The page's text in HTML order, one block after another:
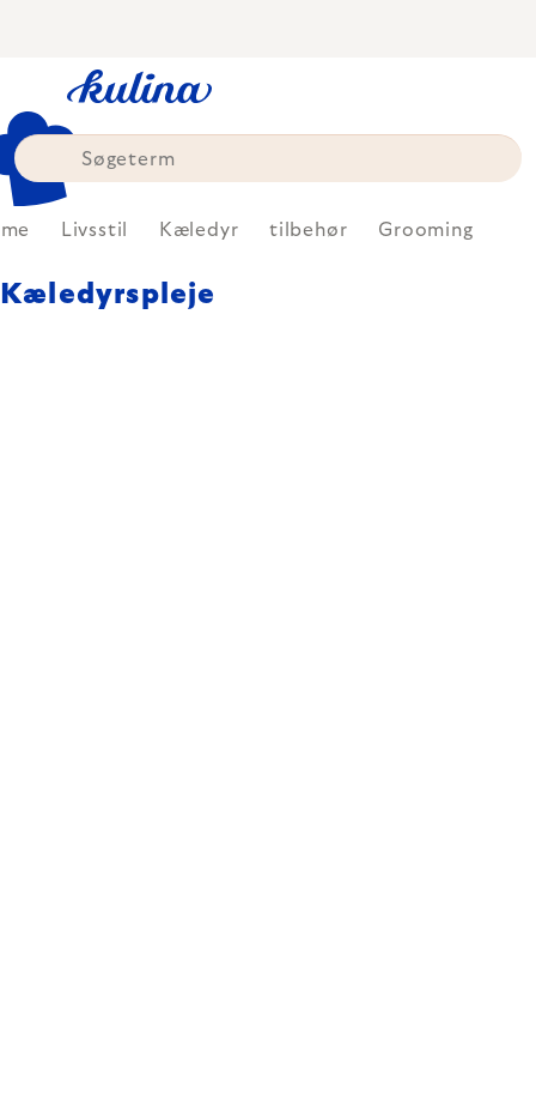
Livsstil Kæledyr tilbehør Grooming
Kæledyrspleje